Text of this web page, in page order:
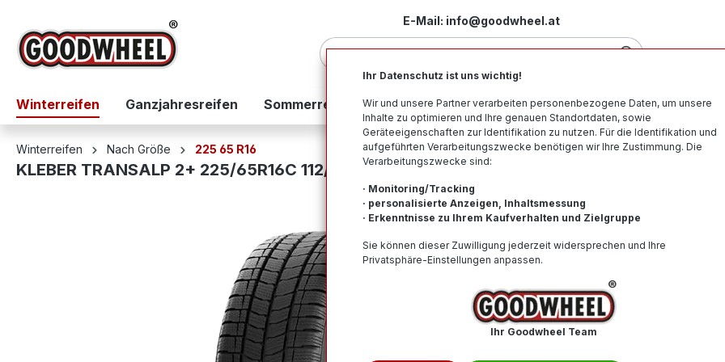
Zur Hauptnavigation springen E-Mail: info@goodwheel.at
Winterreifen Ganzjahresreifen Sommerreifen Motorradreifen Felgen Offroad-Reifen
Winterreifen Nach Größe 225 65 R16
KLEBER TRANSALP 2+ 225/65R16C 112/110R BSW
136,94
Preise inkl.
Ihr Datenschutz ist uns wichtig!
Wir und unsere Partner verarbeiten personenbezogene Daten, um unsere
Inhalte zu optimieren und Ihre genauen Standortdaten, sowie
Geräteeigenschaften zur Identifikation zu nutzen. Für die Identifikation und
aufgeführten Verarbeitungszwecke benötigen wir Ihre Zustimmung. Die
Verarbeitungszwecke sind:
· Monitoring/Tracking
· personalisierte Anzeigen, Inhaltsmessung
· Erkenntnisse zu Ihrem Kaufverhalten und Zielgruppe
Sie können dieser Zuwilligung jederzeit widersprechen und Ihre
Privatsphäre-Einstellungen anpassen.
Ihr Goodwheel Team